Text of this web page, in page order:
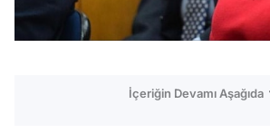
İçeriğin Devamı Aşağıda